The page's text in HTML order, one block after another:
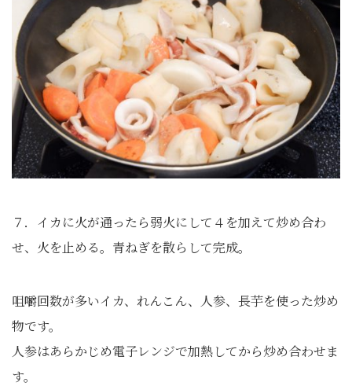
７．イカに火が通ったら弱火にして４を加えて炒め合わ
せ、火を止める。青ねぎを散らして完成。
咀嚼回数が多いイカ、れんこん、人参、長芋を使った炒め
物です。
人参はあらかじめ電子レンジで加熱してから炒め合わせま
す。